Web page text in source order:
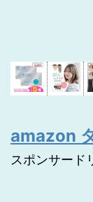
amazon
スポンサード